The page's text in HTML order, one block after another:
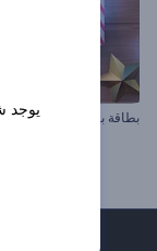
بطاقة بريدية لتهاني الأعياد